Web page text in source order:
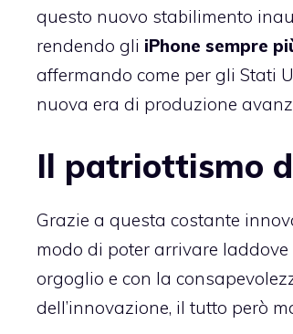
questo nuovo stabilimento
rendendo gli iPhone sempre
affermando come per gli Stati
nuova era di produzione
Il patriottismo
Grazie a questa costante
modo di poter arrivare
orgoglio e con la
dell’innovazione, il tutto però